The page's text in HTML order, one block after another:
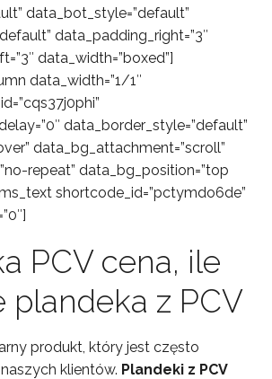
data_bot_style=”default”
data_padding_right=”3″
data_width=”boxed”]
data_width=”1/1″
data_border_style=”default”
data_bg_attachment=”scroll”
repeat” data_bg_position=”top
shortcode_id=”pctymdo6de”
PCV cena, ile
plandeka z PCV
produkt, który jest często
klientów. Plandeki z PCV